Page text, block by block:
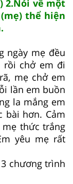
2.Nói về một
thể hiện
ngày mẹ đều
rồi chở em đi
mẹ chở em
lần em buồn
la mắng em
bài hơn. Cảm
thức trắng
yêu mẹ rất
chương trình